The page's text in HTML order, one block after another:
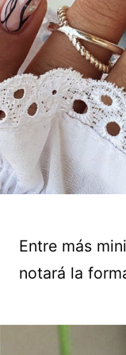
Entre más
notará la